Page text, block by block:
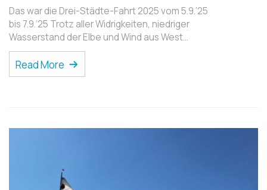
Das war die Drei-Städte-Fahrt 2025 vom 5.9.’25
bis 7.9.‘25 Trotz aller Widrigkeiten, niedriger
Wasserstand der Elbe und Wind aus West…
Read More